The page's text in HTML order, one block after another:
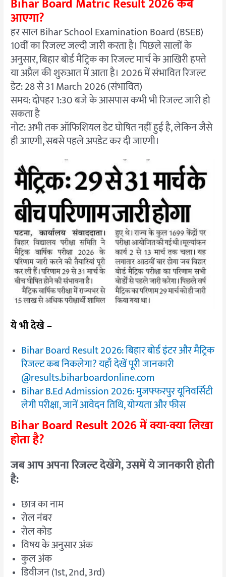
आएगा?
हर साल Bihar School Examination Board (BSEB)
10वीं का रिजल्ट जल्दी जारी करता है। पिछले सालों के
अनुसार, बिहार बोर्ड मैट्रिक का रिजल्ट मार्च के आखिरी हफ्ते
या अप्रैल की शुरुआत में आता है। 2026 में संभावित रिजल्ट
डेट:28 से 31 March 2026 (संभावित)
समय: दोपहर 1:30 बजे के आसपास कभी भी रिजल्ट जारी हो
सकता है
नोट: अभी तक ऑफिशियल डेट घोषित नहीं हुई है, लेकिन जैसे
ही आएगी, सबसे पहले अपडेट कर दी जाएगी।
ये भी देखे –
Bihar Board Result 2026: बिहार बोर्ड इंटर और मैट्रिक
रिजल्ट कब निकलेगा? यहाँ देखें पूरी जानकारी
@results.biharboardonline.com
Bihar B.Ed Admission 2026: मुजफ्फरपुर यूनिवर्सिटी
लेगी परीक्षा, जानें आवेदन तिथि, योग्यता और फीस
Bihar Board Result 2026 में क्या-क्या लिखा
होता है?
जब आप अपना रिजल्ट देखेंगे, उसमें ये जानकारी होती
है:
छात्र का नाम
रोल नंबर
रोल कोड
विषय के अनुसार अंक
कुल अंक
डिवीजन (1st, 2nd, 3rd)